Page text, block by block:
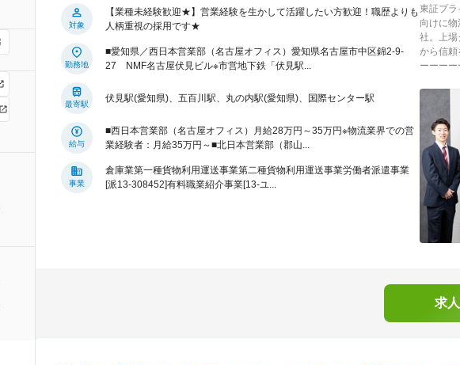
対象
【業種未経験歓迎★】営業経験を生かして活躍したい方歓迎！職歴よりも
人柄重視の採用です★
勤務地
■愛知県／西日本営業部（名古屋オフィス）愛知県名古屋市中区錦2-9-
27 NMF名古屋伏見ビル※市営地下鉄「伏見駅...
最寄駅
伏見駅(愛知県)、五百川駅、丸の内駅(愛知県)、国際センター駅
給与
■西日本営業部（名古屋オフィス）月給28万円～35万円※物流業界での営
業経験者：月給35万円～■北日本営業部（郡山...
事業
倉庫業第一種貨物利用運送事業第二種貨物利用運送事業労働者派遣事業
[派13-308452]有料職業紹介事業[13-ユ...
東証プラ
向けに
社。上場
から信
ーーーー
求